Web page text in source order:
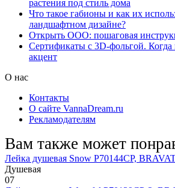
растения под стиль дома
Что такое габионы и как их
ландшафтном дизайне?
Открыть ООО: пошаговая
Сертификаты с 3D-фольгой.
акцент
О нас
Контакты
О сайте VannaDream.ru
Рекламодателям
Вам также может
Лейка душевая Snow P70144CP,
Душевая
07